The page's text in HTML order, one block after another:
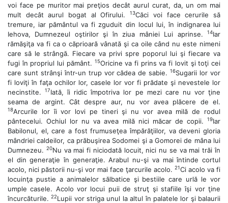
voi face pe muritor mai preţios decât aurul curat, da, un om mai
mult decât aurul bogat al Ofirului.13Căci voi face cerurile să
tremure, iar pământul va fi zguduit din locul lui, în indignarea lui
Iehova, Dumnezeul oştirilor şi în ziua mâniei Lui aprinse.
14Iar
rămăşiţa va fi ca o căprioară vânată şi ca oile când nu este nimeni
care să le strângă. Fiecare va privi spre poporul lui şi fiecare va
fugi în propriul lui pământ. 15Oricine va fi prins va fi lovit şi toţi cei
care sunt strânşi într-un trup vor cădea de sabie.16Sugarii lor vor
fi loviţi în faţa ochilor lor, casele lor vor fi prădate şi nevestele lor
necinstite.17Iată, îi ridic împotriva lor pe mezi care nu vor ţine
seama de argint. Cât despre aur, nu vor avea plăcere de el.
18Arcurile lor îi vor lovi pe tineri şi nu vor avea milă de rodul
pântecelui. Ochiul lor nu va avea milă nici măcar de copii.
19Iar
Babilonul, el, care a fost frumuseţea împărăţiilor, va deveni gloria
mândriei caldeilor, ca prăbuşirea Sodomei şi a Gomorei de mâna lui
Dumnezeu. 20Nu va mai fi niciodată locuit, nici nu se va mai trăi în
el din generaţie în generaţie. Arabul nu-şi va mai întinde cortul
acolo, nici păstorii nu-şi vor mai face ţarcurile acolo. 21Ci acolo va fi
locuinţa pustie a animalelor sălbatice şi bestiile care urlă le vor
umple casele. Acolo vor locui puii de struţ şi stafiile îşi vor ţine
încurcăturile.22Lupii vor striga unul la altul în palatele lor şi balaurii